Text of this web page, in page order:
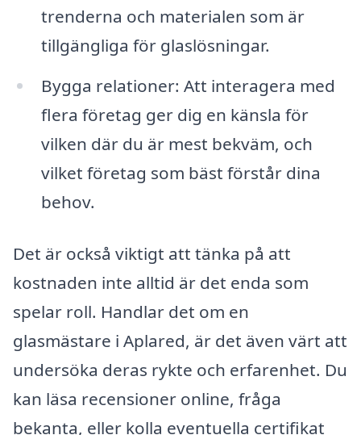
trenderna och materialen som är
tillgängliga för glaslösningar.
Bygga relationer: Att interagera med
flera företag ger dig en känsla för
vilken där du är mest bekväm, och
vilket företag som bäst förstår dina
behov.
Det är också viktigt att tänka på att
kostnaden inte alltid är det enda som
spelar roll. Handlar det om en
glasmästare i Aplared, är det även värt att
undersöka deras rykte och erfarenhet. Du
kan läsa recensioner online, fråga
bekanta, eller kolla eventuella certifikat